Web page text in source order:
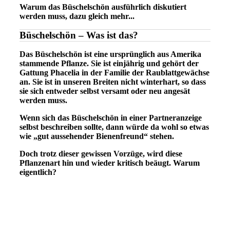
Warum das Büschelschön ausführlich diskutiert
werden muss, dazu gleich mehr...
Büschelschön – Was ist das?
Das Büschelschön ist eine ursprünglich aus Amerika
stammende Pflanze. Sie ist einjährig und gehört der
Gattung Phacelia in der Familie der Raublattgewächse
an. Sie ist in unseren Breiten nicht winterhart, so dass
sie sich entweder selbst versamt oder neu angesät
werden muss.
Wenn sich das Büschelschön in einer Partneranzeige
selbst beschreiben sollte, dann würde da wohl so etwas
wie „gut aussehender Bienenfreund“ stehen.
Doch trotz dieser gewissen Vorzüge, wird diese
Pflanzenart hin und wieder kritisch beäugt. Warum
eigentlich?